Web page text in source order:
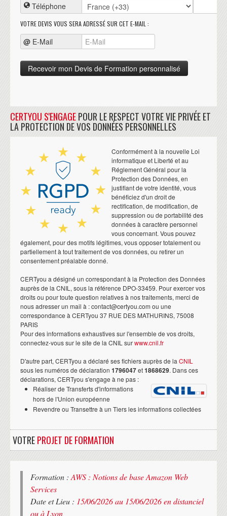
Téléphone
VOTRE DEVIS VOUS SERA ADRESSÉ SUR CET E-MAIL :
@ E-Mail
CERTYOU S'ENGAGEPOUR LE RESPECT VOTRE VIE PRIVÉE ET
LA PROTECTION DE VOS DONNÉES PERSONNELLES
Conformément à la nouvelle Loi
informatique et Liberté et au
Réglement Général pour la
Protection des Données, en
justifiant de votre identité, vous
bénéficiez d'un droit de
rectification, de modification, de
suppression ou de portabilité des
données à caractère personnel
vous concernant. Vous pouvez
également, pour des motifs légitimes, vous opposer totalement ou
partiellement à tout traitement de vos données, ou retirer un
consentement préalable donné.
CERTyou a désigné un correspondant à la Protection des Données
auprès de la CNIL, sous la référence DPO-33459. Pour exercer vos
droits ou pour toute question relatives à nos traitements, merci de
nous adresser un mail à : contact@certyou.com ou une
correspondance à CERTyou 37 RUE DES MATHURINS, 75008
PARIS
Pour des informations exhaustives sur l'ensemble de vos droits,
connectez-vous sur le site de la CNIL surwww.cnil.fr
D'autre part, CERTyou a déclaré ses fichiers auprès de la CNIL
sous les numéros de déclaration 1796047et1868629. Dans ces
déclarations, CERTyou s'engage à ne pas :
Réaliser de Transferts d'informations
hors de l'Union européenne
Revendre ou Transettre à un Tiers les informations collectées
VOTREPROJET DE FORMATION
Formation : AWS : Notions de base Amazon Web
Services
Date et Lieu : 15/06/2026 au 15/06/2026 en distanciel
ou à Lyon